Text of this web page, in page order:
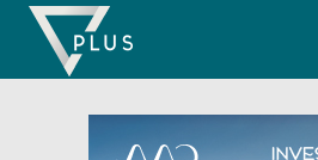
Skip
content